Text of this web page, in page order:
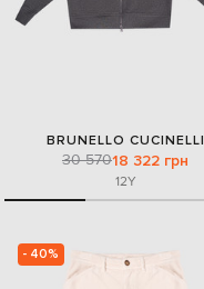
BRUNELLO CUCINELLI
30 57018 322 грн
12Y
- 40%